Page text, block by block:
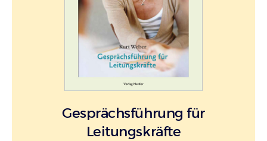
Gesprächsführung für
Leitungskräfte